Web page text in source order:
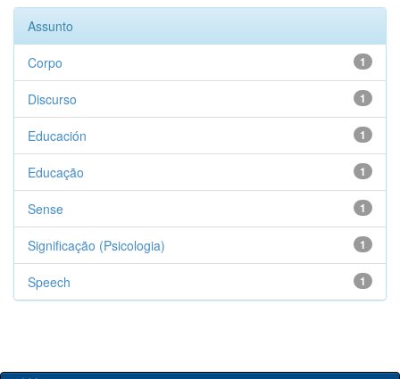
Assunto
1
Corpo
1
Discurso
1
Educación
1
Educação
1
Sense
1
Significação (Psicologia)
1
Speech